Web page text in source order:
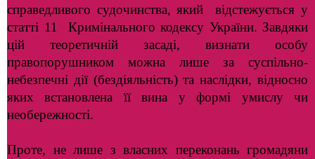
справедливого судочинства, який відстежується у
статті 11 Кримінального кодексу України. Завдяки
цій теоретичній засаді, визнати особу
правопорушником можна лише за суспільно-
небезпечні дії (бездіяльність) та наслідки, відносно
яких встановлена її вина у формі умислу чи
необережності.
Проте, не лише з власних переконань громадяни